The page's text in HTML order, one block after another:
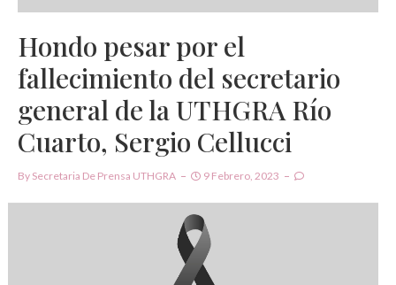
Hondo pesar por el
fallecimiento del secretario
general de la UTHGRA Río
Cuarto, Sergio Cellucci
By Secretaria De Prensa UTHGRA 9 Febrero, 2023